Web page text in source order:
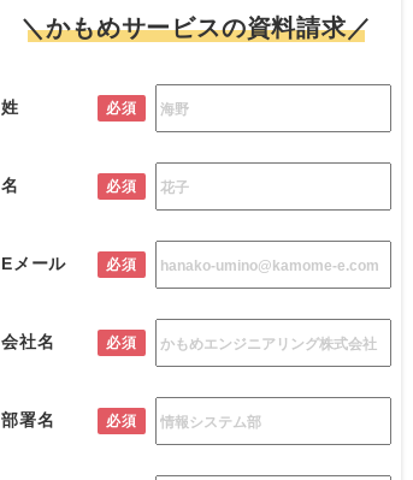
＼かもめサービスの資料請求／
姓 必須
名 必須
Eメール 必須
会社名 必須
部署名 必須